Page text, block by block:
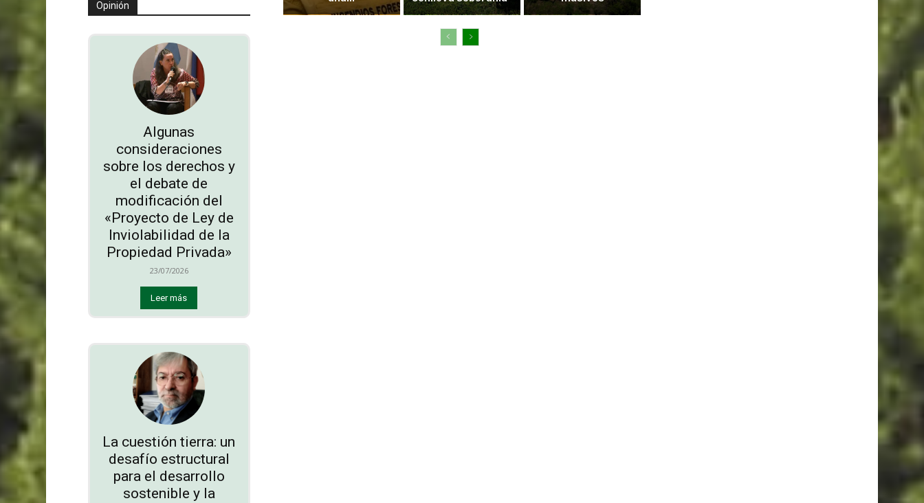
Opinión
Algunas
consideraciones
sobre los derechos y
el debate de
modificación del
«Proyecto de Ley de
Inviolabilidad de la
Propiedad Privada»
23/07/2026
Leer más
La cuestión tierra: un
desafío estructural
para el desarrollo
sostenible y la